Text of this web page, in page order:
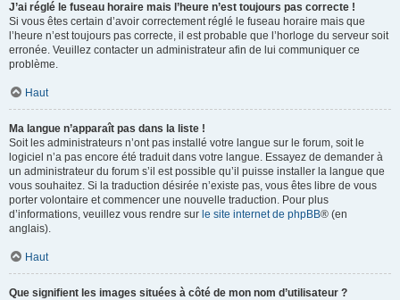
J’ai réglé le fuseau horaire mais l’heure n’est toujours pas correcte !
Si vous êtes certain d’avoir correctement réglé le fuseau horaire mais que
l’heure n’est toujours pas correcte, il est probable que l’horloge du serveur soit
erronée. Veuillez contacter un administrateur afin de lui communiquer ce
problème.
Haut
Ma langue n’apparaît pas dans la liste !
Soit les administrateurs n’ont pas installé votre langue sur le forum, soit le
logiciel n’a pas encore été traduit dans votre langue. Essayez de demander à
un administrateur du forum s’il est possible qu’il puisse installer la langue que
vous souhaitez. Si la traduction désirée n’existe pas, vous êtes libre de vous
porter volontaire et commencer une nouvelle traduction. Pour plus
d’informations, veuillez vous rendre sur le site internet de phpBB® (en
anglais).
Haut
Que signifient les images situées à côté de mon nom d’utilisateur ?